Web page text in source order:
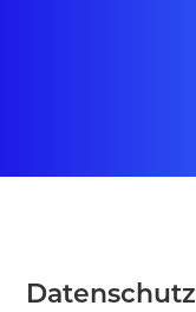
Datenschutz